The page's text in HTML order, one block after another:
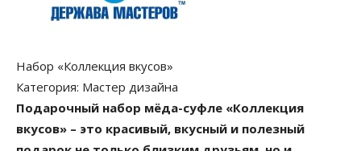
Набор «Коллекция вкусов»
Категория: Мастер дизайна
Подарочный набор мёда-суфле «Коллекция
вкусов» – это красивый, вкусный и полезный